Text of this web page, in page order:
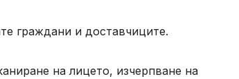
граждани и доставчиците.
на лицето, изчерпване на